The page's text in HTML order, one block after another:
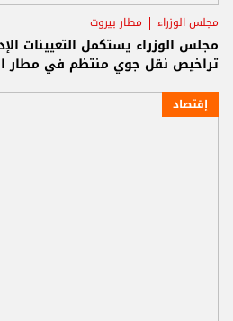
مجلس الوزراء مطار بيروت
مجلس الوزراء يستكمل التعيينات
تراخيص نقل جوي منتظم في مطار
إقتصاد